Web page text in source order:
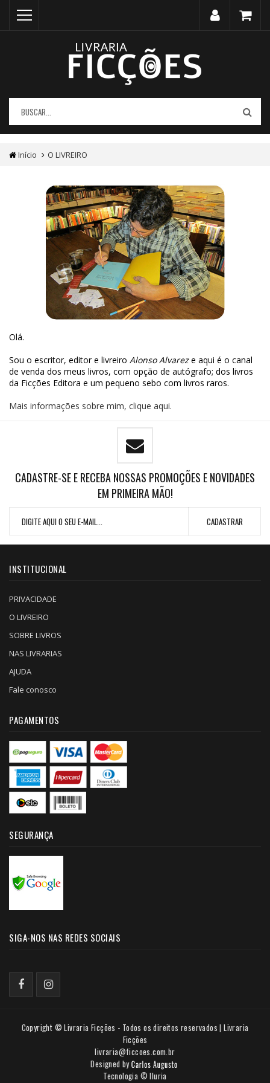
Início O LIVREIRO
Olá.
Sou o escritor, editor e livreiro Alonso Alvareze aqui é o canal
de venda dos meus livros, com opção de autógrafo; dos livros
da Ficções Editora e um pequeno sebo com livros raros.
Mais informações sobre mim, clique aqui.
CADASTRE-SE E RECEBA NOSSAS PROMOÇÕES E NOVIDADES
EM PRIMEIRA MÃO!
INSTITUCIONAL
PRIVACIDADE
O LIVREIRO
SOBRE LIVROS
NAS LIVRARIAS
AJUDA
Fale conosco
PAGAMENTOS
SEGURANÇA
SIGA-NOS NAS REDES SOCIAIS
Copyright © Livraria Ficções - Todos os direitos reservados | Livraria
Ficções
livraria@ficcoes.com.br
Designed by
Tecnologia © Iluria